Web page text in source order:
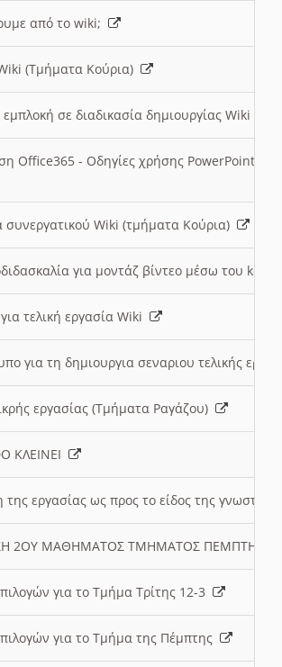
από το wiki;
(Τμήματα Κούρια)
σε διαδικασία δημιουργίας Wiki
Office365 - Οδηγίες χρήσης PowerPoint
συνεργατικού Wiki (τμήματα Κούρια)
για μοντάζ βίντεο μέσω του
τελική εργασία Wiki
για τη δημιουργια σεναριου τελικής
εργασίας (Τμήματα Ραγάζου)
ΚΛΕΙΝΕΙ
της εργασίας ως προς το είδος της
2ΟΥ ΜΑΘΗΜΑΤΟΣ ΤΜΗΜΑΤΟΣ
για το Τμήμα Τρίτης 12-3
για το Τμήμα της Πέμπτης